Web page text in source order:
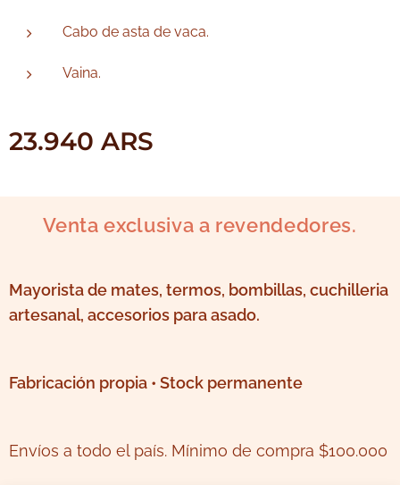
Cabo de asta de vaca.
Vaina.
23.940 ARS
Venta exclusiva a revendedores.
Mayorista de mates, termos, bombillas, cuchilleria
artesanal, accesorios para asado.
Fabricación propia • Stock permanente
Envíos a todo el país. Mínimo de compra $100.000